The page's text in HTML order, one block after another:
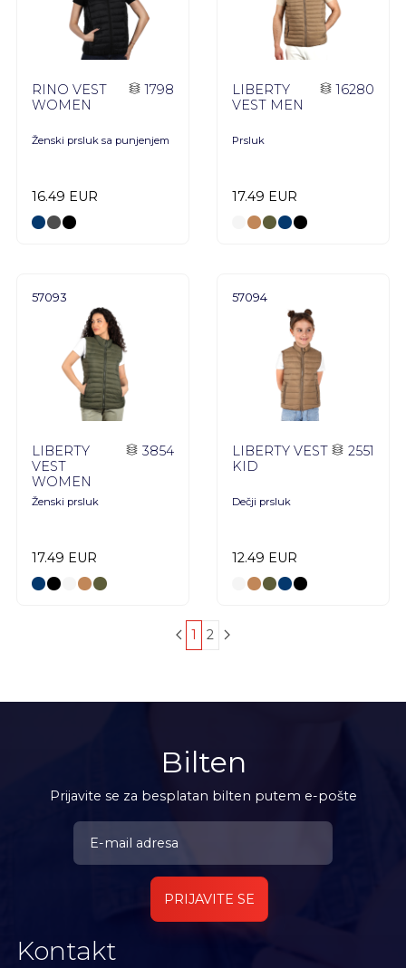
RINO VEST
WOMEN
1798
Ženski prsluk sa punjenjem
16.49 EUR
LIBERTY
VEST MEN
16280
Prsluk
17.49 EUR
57093
LIBERTY
VEST
WOMEN
3854
Ženski prsluk
17.49 EUR
57094
LIBERTY VEST
KID
2551
Dečji prsluk
12.49 EUR
1 2
Bilten
Prijavite se za besplatan bilten putem e-pošte
PRIJAVITE SE
Kontakt